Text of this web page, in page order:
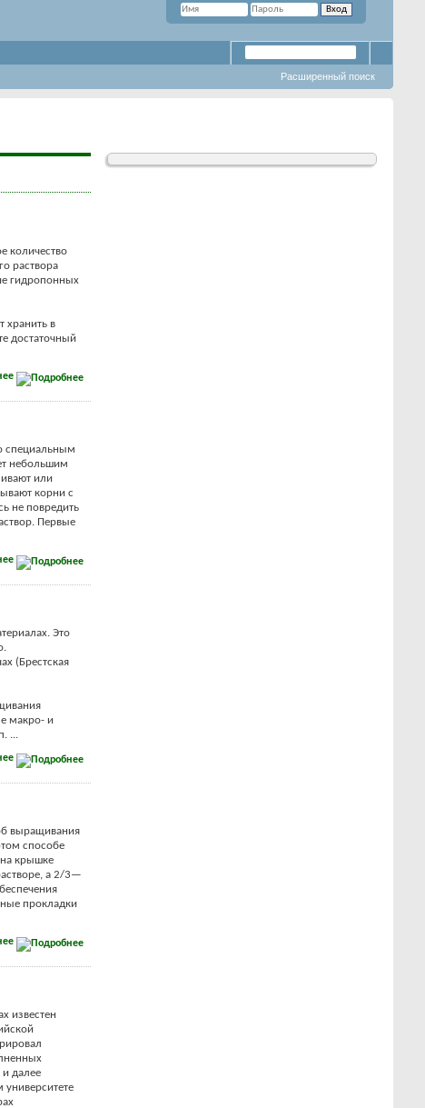
Расширенный поиск
количество
раствора
гидропонных
хранить в
достаточный
специальным
небольшим
или
корни с
не повредить
Первые
Это
(Брестская
макро- и
...
выращивания
способе
крышке
а 2/3—
прокладки
известен
далее